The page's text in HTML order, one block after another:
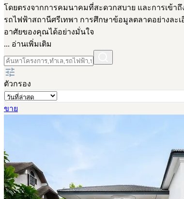
โดยตรงจากการคมนาคมที่สะดวกสบาย และการเข้า
รถไฟฟ้าสถานีศรีเทพา การศึกษาข้อมูลตลาดอย่างละ
อาศัยของคุณได้อย่างมั่นใจ
... อ่านเพิ่มเติม
ตัวกรอง
ขาย